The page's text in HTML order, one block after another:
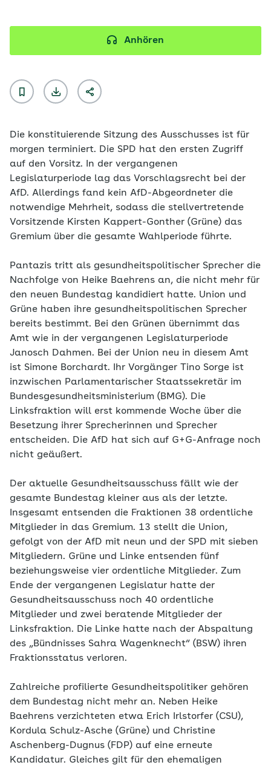
Anhören
Die konstituierende Sitzung des Ausschusses ist für
morgen terminiert. Die SPD hat den ersten Zugriff
auf den Vorsitz. In der vergangenen
Legislaturperiode lag das Vorschlagsrecht bei der
AfD. Allerdings fand kein AfD-Abgeordneter die
notwendige Mehrheit, sodass die stellvertretende
Vorsitzende Kirsten Kappert-Gonther (Grüne) das
Gremium über die gesamte Wahlperiode führte.
Pantazis tritt als gesundheitspolitischer Sprecher die
Nachfolge von Heike Baehrens an, die nicht mehr für
den neuen Bundestag kandidiert hatte. Union und
Grüne haben ihre gesundheitspolitischen Sprecher
bereits bestimmt. Bei den Grünen übernimmt das
Amt wie in der vergangenen Legislaturperiode
Janosch Dahmen. Bei der Union neu in diesem Amt
ist Simone Borchardt. Ihr Vorgänger Tino Sorge ist
inzwischen Parlamentarischer Staatssekretär im
Bundesgesundheitsministerium (BMG). Die
Linksfraktion will erst kommende Woche über die
Besetzung ihrer Sprecherinnen und Sprecher
entscheiden. Die AfD hat sich auf G+G-Anfrage noch
nicht geäußert.
Der aktuelle Gesundheitsausschuss fällt wie der
gesamte Bundestag kleiner aus als der letzte.
Insgesamt entsenden die Fraktionen 38 ordentliche
Mitglieder in das Gremium. 13 stellt die Union,
gefolgt von der AfD mit neun und der SPD mit sieben
Mitgliedern. Grüne und Linke entsenden fünf
beziehungsweise vier ordentliche Mitglieder. Zum
Ende der vergangenen Legislatur hatte der
Gesundheitsausschuss noch 40 ordentliche
Mitglieder und zwei beratende Mitglieder der
Linksfraktion. Die Linke hatte nach der Abspaltung
des „Bündnisses Sahra Wagenknecht“ (BSW) ihren
Fraktionsstatus verloren.
Zahlreiche profilierte Gesundheitspolitiker gehören
dem Bundestag nicht mehr an. Neben Heike
Baehrens verzichteten etwa Erich Irlstorfer (CSU),
Kordula Schulz-Asche (Grüne) und Christine
Aschenberg-Dugnus (FDP) auf eine erneute
Kandidatur. Gleiches gilt für den ehemaligen